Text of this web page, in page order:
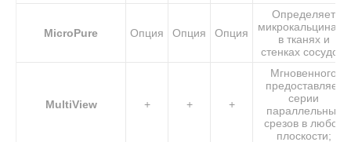
MicroPure Опция Опция Опция
Определяет
микрокальцинаты
в тканях и
стенках сосудов;
MultiView + + +
Мгновенного
предоставляет
серии
параллельных
срезов в любой
плоскости;